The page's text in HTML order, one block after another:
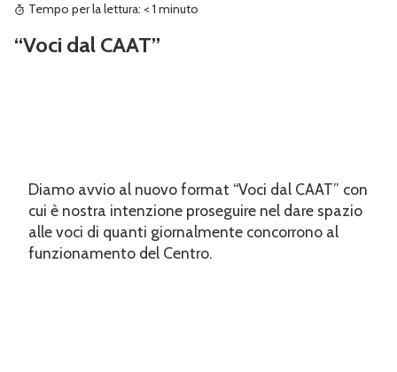
Tempo per la lettura: < 1 minuto
“Voci dal CAAT”
Diamo avvio al nuovo format “Voci dal CAAT” con
cui è nostra intenzione proseguire nel dare spazio
alle voci di quanti giornalmente concorrono al
funzionamento del Centro.